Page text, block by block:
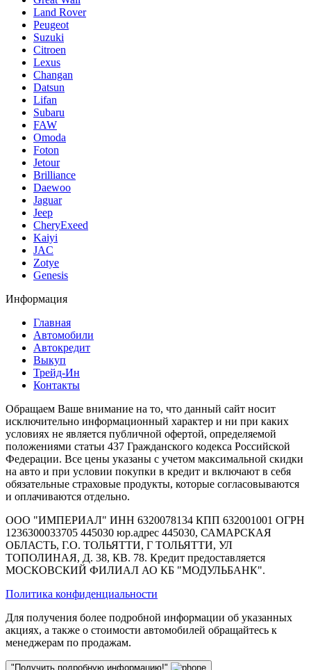
Land Rover
Peugeot
Suzuki
Citroen
Lexus
Changan
Datsun
Lifan
Subaru
FAW
Omoda
Foton
Jetour
Brilliance
Daewoo
Jaguar
Jeep
CheryExeed
Kaiyi
JAC
Zotye
Genesis
Информация
Главная
Автомобили
Автокредит
Выкуп
Трейд-Ин
Контакты
Обращаем Ваше внимание на то, что данный сайт носит
исключительно информационный характер и ни при каких
условиях не является публичной офертой, определяемой
положениями статьи 437 Гражданского кодекса Российской
Федерации. Все цены указаны с учетом максимальной скидки
на авто и при условии покупки в кредит и включают в себя
обязательные страховые продукты, которые согласовываются
и оплачиваются отдельно.
ООО "ИМПЕРИАЛ" ИНН 6320078134 КПП 632001001 ОГРН
1236300033705 445030 юр.адрес 445030, САМАРСКАЯ
ОБЛАСТЬ, Г.О. ТОЛЬЯТТИ, Г ТОЛЬЯТТИ, УЛ
ТОПОЛИНАЯ, Д. 38, КВ. 78. Кредит предоставляется
МОСКОВСКИЙ ФИЛИАЛ АО КБ "МОДУЛЬБАНК".
Политика конфиденциальности
Для получения более подробной информации об указанных
акциях, а также о стоимости автомобилей обращайтесь к
менеджерам по продажам.
"Получить подробную информацию!"